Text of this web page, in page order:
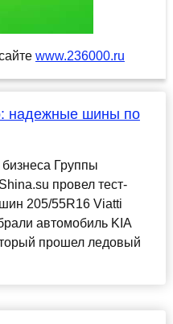
www.236000.ru
надежные шины по
Группы
провел тест-
205/55R16 Viatti
автомобиль KIA
прошел ледовый